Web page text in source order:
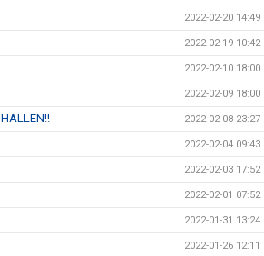
2022-02-20 14:49
2022-02-19 10:42
2022-02-10 18:00
2022-02-09 18:00
2022-02-08 23:27
2022-02-04 09:43
2022-02-03 17:52
2022-02-01 07:52
2022-01-31 13:24
2022-01-26 12:11